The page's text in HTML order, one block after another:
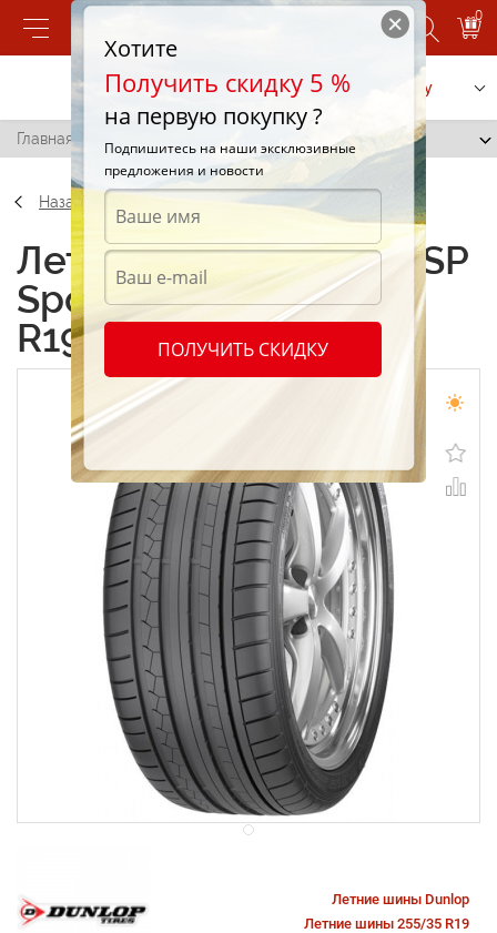
0
Позвонить Заказать услугу
Главная / Dunlop SP Sport Maxx GT 255/35 R19 96Y
Назад
Летние шины Dunlop SP
Sport Maxx GT 255/35
R19 96Y
Летние шины Dunlop
Летние шины 255/35 R19
Хотите
Получить скидку 5 %
на первую покупку ?
Подпишитесь на наши эксклюзивные
предложения и новости
ПОЛУЧИТЬ СКИДКУ